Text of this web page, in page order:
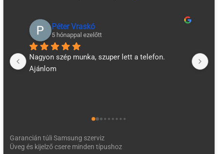
Péter Vraskó
5 hónappal ezelőtt
Nagyon szép munka, szuper lett a telefon.
Ajánlom
Garancián túli Samsung szerviz
Üveg és kijelző csere minden típushoz